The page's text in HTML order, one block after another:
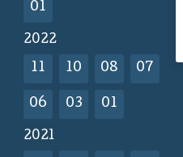
01
2022
11 10 08 07
06 03 01
2021